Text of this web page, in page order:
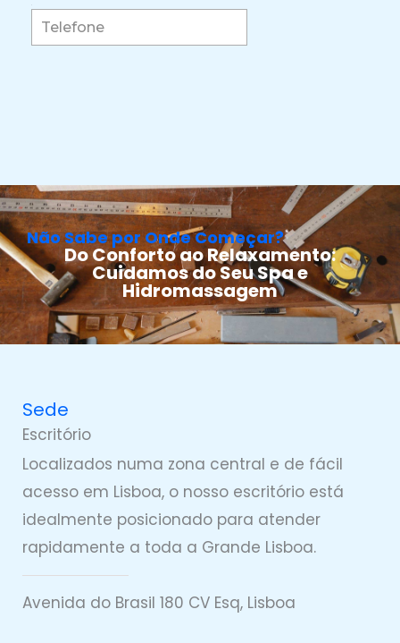
Não Sabe por Onde Começar?
Do Conforto ao Relaxamento:
Cuidamos do Seu Spa e
Hidromassagem
Sede
Escritório
Localizados numa zona central e de fácil
acesso em Lisboa, o nosso escritório está
idealmente posicionado para atender
rapidamente a toda a Grande Lisboa.
Avenida do Brasil 180 CV Esq, Lisboa